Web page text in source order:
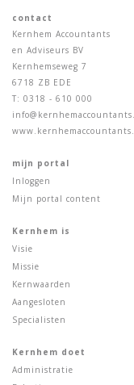
contact
Kernhem Accountants
en Adviseurs BV
Kernhemseweg 7
6718 ZB EDE
T: 0318 - 610 000
mijn portal
Inloggen
Mijn portal content
Kernhem is
Visie
Missie
Kernwaarden
Aangesloten
Specialisten
Kernhem doet
Administratie